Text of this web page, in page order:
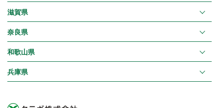
滋賀県
奈良県
和歌山県
兵庫県